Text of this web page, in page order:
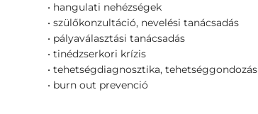
• hangulati nehézségek
• szülőkonzultáció, nevelési tanácsadás
• pályaválasztási tanácsadás
• tinédzserkori krízis
• tehetségdiagnosztika, tehetséggondozás
• burn out prevenció